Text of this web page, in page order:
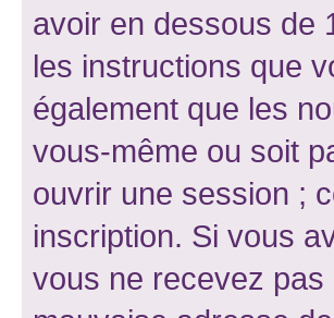
avoir en dessous de
les instructions que
également que les
vous-même ou soit
ouvrir une session ;
inscription. Si vous
vous ne recevez